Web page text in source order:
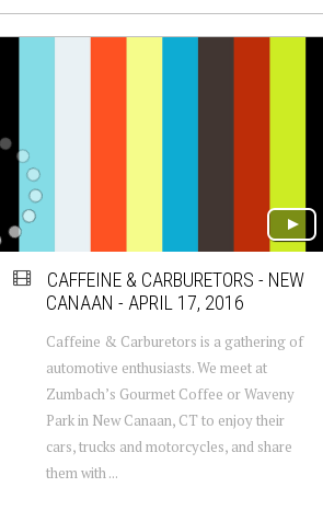
CAFFEINE & CARBURETORS - NEW
CANAAN - APRIL 17, 2016
Caffeine & Carburetors is a gathering of
automotive enthusiasts. We meet at
Zumbach’s Gourmet Coffee or Waveny
Park in New Canaan, CT to enjoy their
cars, trucks and motorcycles, and share
them with ...